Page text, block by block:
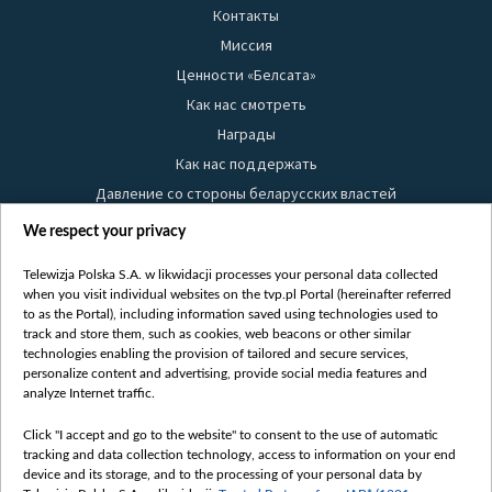
Контакты
Миссия
Ценности «Белсата»
Как нас смотреть
Награды
Как нас поддержать
Давление со стороны беларусских властей
Правила использования материалов
Безопасность
Youtube
Белсат news
Белсат Life
Belsat English
Biełsat PL
We respect your privacy
Telewizja Polska S.A. w likwidacji processes your personal data collected
when you visit individual websites on the tvp.pl Portal (hereinafter referred
to as the Portal), including information saved using technologies used to
track and store them, such as cookies, web beacons or other similar
technologies enabling the provision of tailored and secure services,
personalize content and advertising, provide social media features and
analyze Internet traffic.
Click "I accept and go to the website" to consent to the use of automatic
tracking and data collection technology, access to information on your end
device and its storage, and to the processing of your personal data by